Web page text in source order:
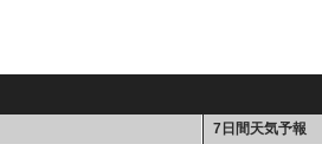
7日間天気予報